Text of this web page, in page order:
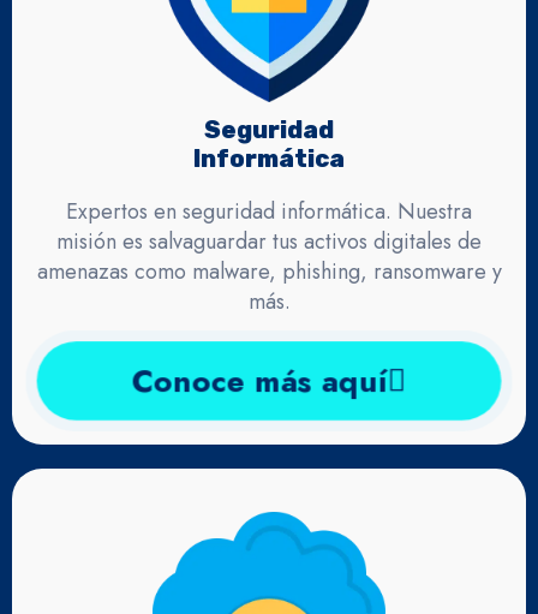
Seguridad
Informática
Expertos en seguridad informática. Nuestra
misión es salvaguardar tus activos digitales de
amenazas como malware, phishing, ransomware y
más.
Conoce más aquí